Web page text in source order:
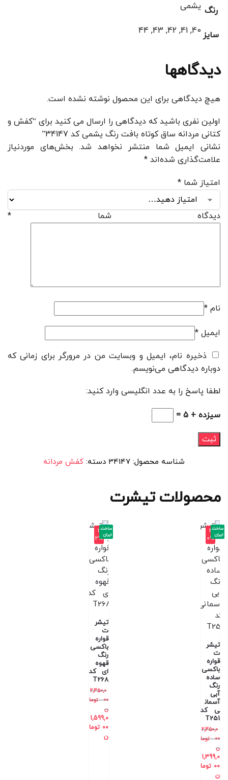
رنگ یشمی
سایز 40, 41, 42, 43, 44
دیدگاهها
هیچ دیدگاهی برای این محصول نوشته نشده است.
اولین نفری باشید که دیدگاهی را ارسال می کنید برای “کفش و
کتانی مردانه ساق کوتاه بافت رنگ یشمی کد 34147”
نشانی ایمیل شما منتشر نخواهد شد. بخش‌های موردنیاز
علامت‌گذاری شده‌اند *
امتیاز شما *
دیدگاه شما *
نام *
ایمیل *
ذخیره نام، ایمیل و وبسایت من در مرورگر برای زمانی که
دوباره دیدگاهی می‌نویسم.
لطفا پاسخ را به عدد انگلیسی وارد کنید:
سیزده + 5 =
شناسه محصول: 34147 دسته: کفش مردانه
محصولات تیشرت
-4
0%
تیشر
ت
قواره
باکسی
ساده
رنگ
آبی
آسمان
ی کد
T251
2,350,0
00
توما
ن
1,399,0
00 توما
ن
ساخت
ایران
-3
2%
تیشر
ت
قواره
باکسی
رنگ
قهوه
ای کد
T268
2,350,0
00
توما
ن
1,599,0
00 توما
ن
ساخت
ایران